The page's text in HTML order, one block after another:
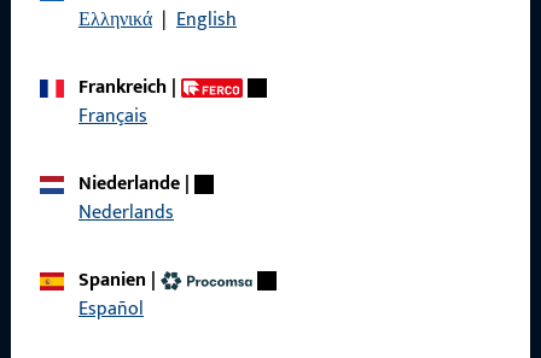
Ελληνικά | English
Frankreich|
Français
Niederlande|
Nederlands
Spanien |
Español
Datenschutz
AGB
Produkte